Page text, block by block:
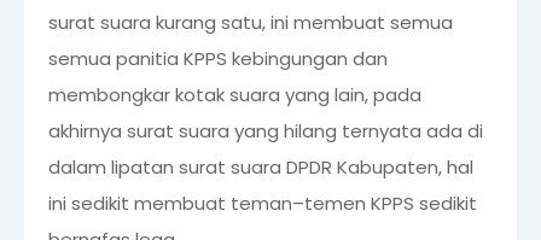
surat suara kurang satu, ini membuat semua
semua panitia KPPS kebingungan dan
membongkar kotak suara yang lain, pada
akhirnya surat suara yang hilang ternyata ada di
dalam lipatan surat suara DPDR Kabupaten, hal
ini sedikit membuat teman–temen KPPS sedikit